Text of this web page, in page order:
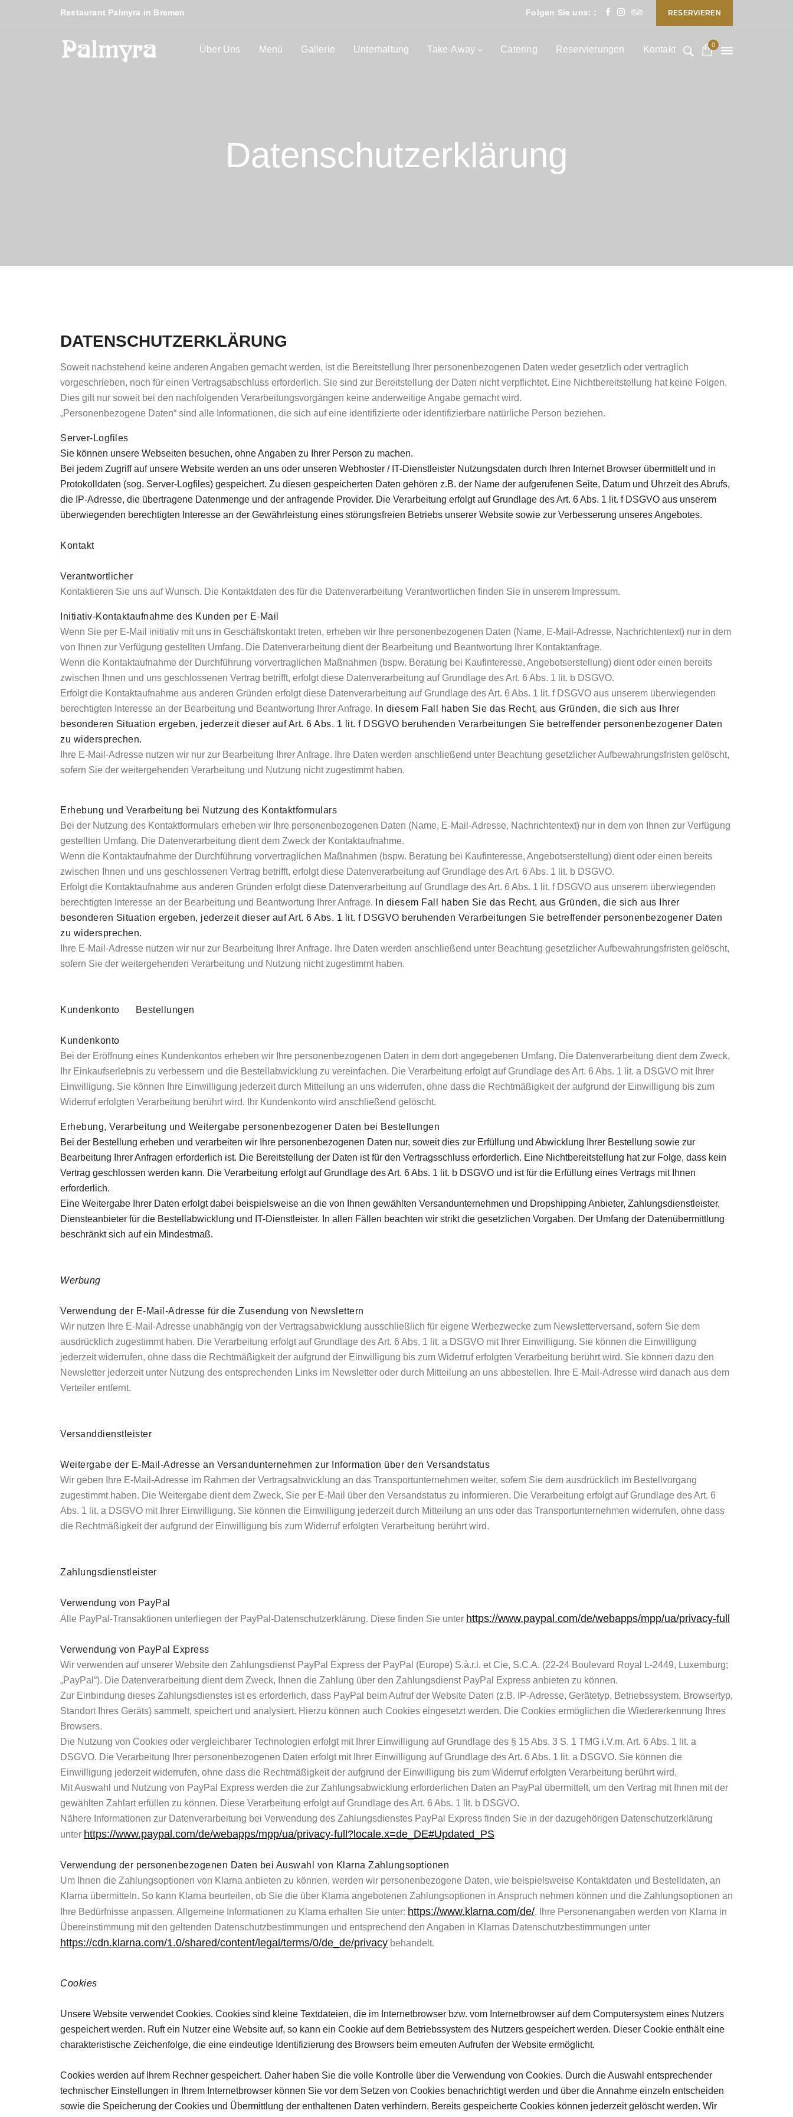
Restaurant Palmyra in Bremen Folgen Sie uns: : RESERVIEREN
0
Über Uns Menü Gallerie Unterhaltung Take-Away Catering Reservierungen Kontakt
Datenschutzerklärung
DATENSCHUTZERKLÄRUNG
Soweit nachstehend keine anderen Angaben gemacht werden, ist die Bereitstellung Ihrer personenbezogenen Daten weder gesetzlich oder vertraglich
vorgeschrieben, noch für einen Vertragsabschluss erforderlich. Sie sind zur Bereitstellung der Daten nicht verpflichtet. Eine Nichtbereitstellung hat keine Folgen.
Dies gilt nur soweit bei den nachfolgenden Verarbeitungsvorgängen keine anderweitige Angabe gemacht wird.
„Personenbezogene Daten“ sind alle Informationen, die sich auf eine identifizierte oder identifizierbare natürliche Person beziehen.
Server-Logfiles
Sie können unsere Webseiten besuchen, ohne Angaben zu Ihrer Person zu machen.
Bei jedem Zugriff auf unsere Website werden an uns oder unseren Webhoster / IT-Dienstleister Nutzungsdaten durch Ihren Internet Browser übermittelt und in
Protokolldaten (sog. Server-Logfiles) gespeichert. Zu diesen gespeicherten Daten gehören z.B. der Name der aufgerufenen Seite, Datum und Uhrzeit des Abrufs,
die IP-Adresse, die übertragene Datenmenge und der anfragende Provider. Die Verarbeitung erfolgt auf Grundlage des Art. 6 Abs. 1 lit. f DSGVO aus unserem
überwiegenden berechtigten Interesse an der Gewährleistung eines störungsfreien Betriebs unserer Website sowie zur Verbesserung unseres Angebotes.
Kontakt
Verantwortlicher
Kontaktieren Sie uns auf Wunsch. Die Kontaktdaten des für die Datenverarbeitung Verantwortlichen finden Sie in unserem Impressum.
Initiativ-Kontaktaufnahme des Kunden per E-Mail
Wenn Sie per E-Mail initiativ mit uns in Geschäftskontakt treten, erheben wir Ihre personenbezogenen Daten (Name, E-Mail-Adresse, Nachrichtentext) nur in dem
von Ihnen zur Verfügung gestellten Umfang. Die Datenverarbeitung dient der Bearbeitung und Beantwortung Ihrer Kontaktanfrage.
Wenn die Kontaktaufnahme der Durchführung vorvertraglichen Maßnahmen (bspw. Beratung bei Kaufinteresse, Angebotserstellung) dient oder einen bereits
zwischen Ihnen und uns geschlossenen Vertrag betrifft, erfolgt diese Datenverarbeitung auf Grundlage des Art. 6 Abs. 1 lit. b DSGVO.
Erfolgt die Kontaktaufnahme aus anderen Gründen erfolgt diese Datenverarbeitung auf Grundlage des Art. 6 Abs. 1 lit. f DSGVO aus unserem überwiegenden
berechtigten Interesse an der Bearbeitung und Beantwortung Ihrer Anfrage.
In diesem Fall haben Sie das Recht, aus Gründen, die sich aus Ihrer
besonderen Situation ergeben, jederzeit dieser auf Art. 6 Abs. 1 lit. f DSGVO beruhenden Verarbeitungen Sie betreffender personenbezogener Daten
zu widersprechen.
Ihre E-Mail-Adresse nutzen wir nur zur Bearbeitung Ihrer Anfrage. Ihre Daten werden anschließend unter Beachtung gesetzlicher Aufbewahrungsfristen gelöscht,
sofern Sie der weitergehenden Verarbeitung und Nutzung nicht zugestimmt haben.
Erhebung und Verarbeitung bei Nutzung des Kontaktformulars
Bei der Nutzung des Kontaktformulars erheben wir Ihre personenbezogenen Daten (Name, E-Mail-Adresse, Nachrichtentext) nur in dem von Ihnen zur Verfügung
gestellten Umfang. Die Datenverarbeitung dient dem Zweck der Kontaktaufnahme.
Wenn die Kontaktaufnahme der Durchführung vorvertraglichen Maßnahmen (bspw. Beratung bei Kaufinteresse, Angebotserstellung) dient oder einen bereits
zwischen Ihnen und uns geschlossenen Vertrag betrifft, erfolgt diese Datenverarbeitung auf Grundlage des Art. 6 Abs. 1 lit. b DSGVO.
Erfolgt die Kontaktaufnahme aus anderen Gründen erfolgt diese Datenverarbeitung auf Grundlage des Art. 6 Abs. 1 lit. f DSGVO aus unserem überwiegenden
berechtigten Interesse an der Bearbeitung und Beantwortung Ihrer Anfrage.
In diesem Fall haben Sie das Recht, aus Gründen, die sich aus Ihrer
besonderen Situation ergeben, jederzeit dieser auf Art. 6 Abs. 1 lit. f DSGVO beruhenden Verarbeitungen Sie betreffender personenbezogener Daten
zu widersprechen.
Ihre E-Mail-Adresse nutzen wir nur zur Bearbeitung Ihrer Anfrage. Ihre Daten werden anschließend unter Beachtung gesetzlicher Aufbewahrungsfristen gelöscht,
sofern Sie der weitergehenden Verarbeitung und Nutzung nicht zugestimmt haben.
Kundenkonto Bestellungen
Kundenkonto
Bei der Eröffnung eines Kundenkontos erheben wir Ihre personenbezogenen Daten in dem dort angegebenen Umfang. Die Datenverarbeitung dient dem Zweck,
Ihr Einkaufserlebnis zu verbessern und die Bestellabwicklung zu vereinfachen. Die Verarbeitung erfolgt auf Grundlage des Art. 6 Abs. 1 lit. a DSGVO mit Ihrer
Einwilligung. Sie können Ihre Einwilligung jederzeit durch Mitteilung an uns widerrufen, ohne dass die Rechtmäßigkeit der aufgrund der Einwilligung bis zum
Widerruf erfolgten Verarbeitung berührt wird. Ihr Kundenkonto wird anschließend gelöscht.
Erhebung, Verarbeitung und Weitergabe personenbezogener Daten bei Bestellungen
Bei der Bestellung erheben und verarbeiten wir Ihre personenbezogenen Daten nur, soweit dies zur Erfüllung und Abwicklung Ihrer Bestellung sowie zur
Bearbeitung Ihrer Anfragen erforderlich ist. Die Bereitstellung der Daten ist für den Vertragsschluss erforderlich. Eine Nichtbereitstellung hat zur Folge, dass kein
Vertrag geschlossen werden kann. Die Verarbeitung erfolgt auf Grundlage des Art. 6 Abs. 1 lit. b DSGVO und ist für die Erfüllung eines Vertrags mit Ihnen
erforderlich.
Eine Weitergabe Ihrer Daten erfolgt dabei beispielsweise an die von Ihnen gewählten Versandunternehmen und Dropshipping Anbieter, Zahlungsdienstleister,
Diensteanbieter für die Bestellabwicklung und IT-Dienstleister. In allen Fällen beachten wir strikt die gesetzlichen Vorgaben. Der Umfang der Datenübermittlung
beschränkt sich auf ein Mindestmaß.
Werbung
Verwendung der E-Mail-Adresse für die Zusendung von Newslettern
Wir nutzen Ihre E-Mail-Adresse unabhängig von der Vertragsabwicklung ausschließlich für eigene Werbezwecke zum Newsletterversand, sofern Sie dem
ausdrücklich zugestimmt haben. Die Verarbeitung erfolgt auf Grundlage des Art. 6 Abs. 1 lit. a DSGVO mit Ihrer Einwilligung. Sie können die Einwilligung
jederzeit widerrufen, ohne dass die Rechtmäßigkeit der aufgrund der Einwilligung bis zum Widerruf erfolgten Verarbeitung berührt wird. Sie können dazu den
Newsletter jederzeit unter Nutzung des entsprechenden Links im Newsletter oder durch Mitteilung an uns abbestellen. Ihre E-Mail-Adresse wird danach aus dem
Verteiler entfernt.
Versanddienstleister
Weitergabe der E-Mail-Adresse an Versandunternehmen zur Information über den Versandstatus
Wir geben Ihre E-Mail-Adresse im Rahmen der Vertragsabwicklung an das Transportunternehmen weiter, sofern Sie dem ausdrücklich im Bestellvorgang
zugestimmt haben. Die Weitergabe dient dem Zweck, Sie per E-Mail über den Versandstatus zu informieren. Die Verarbeitung erfolgt auf Grundlage des Art. 6
Abs. 1 lit. a DSGVO mit Ihrer Einwilligung. Sie können die Einwilligung jederzeit durch Mitteilung an uns oder das Transportunternehmen widerrufen, ohne dass
die Rechtmäßigkeit der aufgrund der Einwilligung bis zum Widerruf erfolgten Verarbeitung berührt wird.
Zahlungsdienstleister
Verwendung von PayPal
Alle PayPal-Transaktionen unterliegen der PayPal-Datenschutzerklärung. Diese finden Sie unter https://www.paypal.com/de/webapps/mpp/ua/privacy-full
Verwendung von PayPal Express
Wir verwenden auf unserer Website den Zahlungsdienst PayPal Express der PayPal (Europe) S.à.r.l. et Cie, S.C.A. (22-24 Boulevard Royal L-2449, Luxemburg;
„PayPal“). Die Datenverarbeitung dient dem Zweck, Ihnen die Zahlung über den Zahlungsdienst PayPal Express anbieten zu können.
Zur Einbindung dieses Zahlungsdienstes ist es erforderlich, dass PayPal beim Aufruf der Website Daten (z.B. IP-Adresse, Gerätetyp, Betriebssystem, Browsertyp,
Standort Ihres Geräts) sammelt, speichert und analysiert. Hierzu können auch Cookies eingesetzt werden. Die Cookies ermöglichen die Wiedererkennung Ihres
Browsers.
Die Nutzung von Cookies oder vergleichbarer Technologien erfolgt mit Ihrer Einwilligung auf Grundlage des § 15 Abs. 3 S. 1 TMG i.V.m. Art. 6 Abs. 1 lit. a
DSGVO. Die Verarbeitung Ihrer personenbezogenen Daten erfolgt mit Ihrer Einwilligung auf Grundlage des Art. 6 Abs. 1 lit. a DSGVO. Sie können die
Einwilligung jederzeit widerrufen, ohne dass die Rechtmäßigkeit der aufgrund der Einwilligung bis zum Widerruf erfolgten Verarbeitung berührt wird.
Mit Auswahl und Nutzung von PayPal Express werden die zur Zahlungsabwicklung erforderlichen Daten an PayPal übermittelt, um den Vertrag mit Ihnen mit der
gewählten Zahlart erfüllen zu können. Diese Verarbeitung erfolgt auf Grundlage des Art. 6 Abs. 1 lit. b DSGVO.
Nähere Informationen zur Datenverarbeitung bei Verwendung des Zahlungsdienstes PayPal Express finden Sie in der dazugehörigen Datenschutzerklärung
unter https://www.paypal.com/de/webapps/mpp/ua/privacy-full?locale.x=de_DE#Updated_PS
Verwendung der personenbezogenen Daten bei Auswahl von Klarna Zahlungsoptionen
Um Ihnen die Zahlungsoptionen von Klarna anbieten zu können, werden wir personenbezogene Daten, wie beispielsweise Kontaktdaten und Bestelldaten, an
Klarna übermitteln. So kann Klarna beurteilen, ob Sie die über Klarna angebotenen Zahlungsoptionen in Anspruch nehmen können und die Zahlungsoptionen an
Ihre Bedürfnisse anpassen. Allgemeine Informationen zu Klarna erhalten Sie unter: https://www.klarna.com/de/. Ihre Personenangaben werden von Klarna in
Übereinstimmung mit den geltenden Datenschutzbestimmungen und entsprechend den Angaben in Klarnas Datenschutzbestimmungen unter
https://cdn.klarna.com/1.0/shared/content/legal/terms/0/de_de/privacy behandelt.
Cookies
Unsere Website verwendet Cookies. Cookies sind kleine Textdateien, die im Internetbrowser bzw. vom Internetbrowser auf dem Computersystem eines Nutzers
gespeichert werden. Ruft ein Nutzer eine Website auf, so kann ein Cookie auf dem Betriebssystem des Nutzers gespeichert werden. Dieser Cookie enthält eine
charakteristische Zeichenfolge, die eine eindeutige Identifizierung des Browsers beim erneuten Aufrufen der Website ermöglicht.
Cookies werden auf Ihrem Rechner gespeichert. Daher haben Sie die volle Kontrolle über die Verwendung von Cookies. Durch die Auswahl entsprechender
technischer Einstellungen in Ihrem Internetbrowser können Sie vor dem Setzen von Cookies benachrichtigt werden und über die Annahme einzeln entscheiden
sowie die Speicherung der Cookies und Übermittlung der enthaltenen Daten verhindern. Bereits gespeicherte Cookies können jederzeit gelöscht werden. Wir